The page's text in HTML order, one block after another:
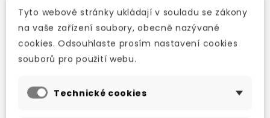
investigation and face…the Return of the
Spider.
Tyto webové stránky ukládají v souladu se zákony
na vaše zařízení soubory, obecně nazývané
cookies. Odsouhlaste prosím nastavení cookies
souborů pro použití webu.
Technické cookies